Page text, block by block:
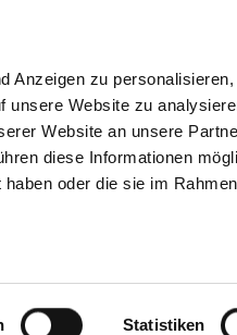
Anzeigen zu
unsere Website zu
Website an unsere
diese Informationen
oder die sie im
Statistiken
KLINIK,